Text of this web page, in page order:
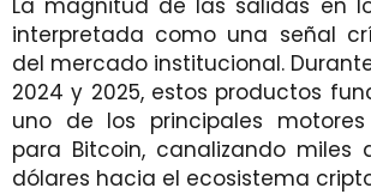
interpretada como una señal
del mercado institucional.
2024 y 2025, estos productos
uno de los principales
para Bitcoin, canalizando miles
dólares hacia el ecosistema